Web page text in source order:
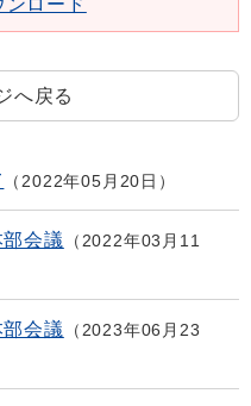
ロード
へ戻る
2022年05月20日
会議
2022年03月11
会議
2023年06月23